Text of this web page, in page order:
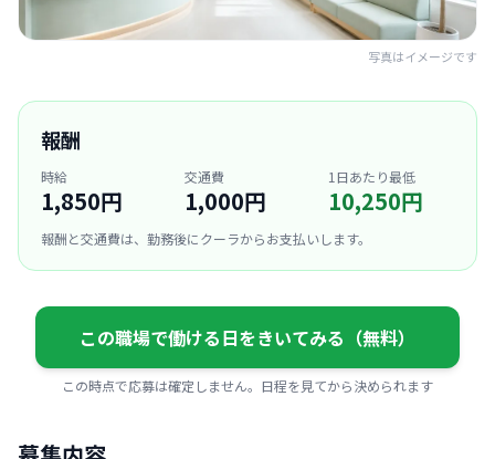
写真はイメージです
報酬
時給
1,850円
交通費
1,000円
1日あたり最低
10,250円
報酬と交通費は、勤務後にクーラからお支払いします。
この職場で働ける日をきいてみる（無料）
この時点で応募は確定しません。日程を見てから決められます